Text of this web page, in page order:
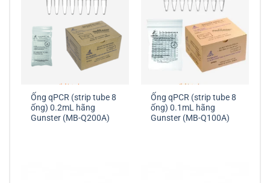
Ống qPCR (strip tube 8
ống) 0.2mL hãng
Gunster (MB-Q200A)
Ống qPCR (strip tube 8
ống) 0.1mL hãng
Gunster (MB-Q100A)